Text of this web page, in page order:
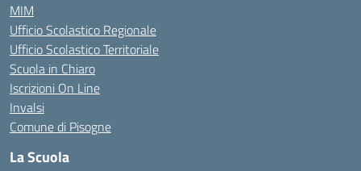
MIM
Ufficio Scolastico Regionale
Ufficio Scolastico Territoriale
Scuola in Chiaro
Iscrizioni On Line
Invalsi
Comune di Pisogne
La Scuola